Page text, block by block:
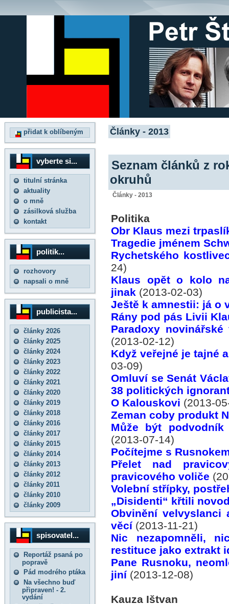
přidat k oblíbeným
vyberte si...
titulní stránka
aktuality
o mně
zásilková služba
kontakt
politik...
rozhovory
napsali o mně
publicista...
články 2026
články 2025
články 2024
články 2023
články 2022
články 2021
články 2020
články 2019
články 2018
články 2016
články 2017
články 2015
články 2014
články 2013
články 2012
články 2011
články 2010
články 2009
spisovatel...
Reportáž psaná po
popravě
Pád modrého ptáka
Na všechno buď
připraven! - 2.
vydání
Články - 2013
Seznam článků z
okruhů
Články - 2013
Politika
Obr Klaus mezi
Tragedie jménem
Rychetského
24)
Klaus opět o kolo
jinak (2013-02-03)
Ještě k amnestii: já o
Rány pod pás Livii
Paradoxy
(2013-02-12)
Když veřejné je tajné
03-09)
Omluví se Senát
38 politických
O Kalouskovi (2013-
Zeman coby produkt
Může být podvodník
(2013-07-14)
Počítejme s
Přelet nad
pravicového voliče
Volební střípky,
„Disidenti“ křtili
Obvinění velvyslanci
věcí(2013-11-21)
Nic nezapomněli,
restituce jako extrakt
Pane Rusnoku,
jiní(2013-12-08)
Kauza Ištvan